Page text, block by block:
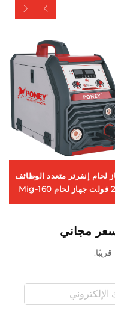
لحام إنفرتر متعدد الوظائف
220 فولت جهاز لحام Mig-160
مجاني